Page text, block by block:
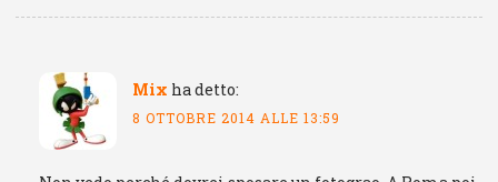
Mix ha detto:
8 OTTOBRE 2014 ALLE 13:59